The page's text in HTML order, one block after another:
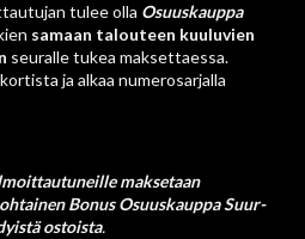
tulee olla Osuuskauppa
samaan talouteen kuuluvien
seuralle tukea maksettaessa.
ja alkaa numerosarjalla
maksetaan
Bonus Osuuskauppa Suur-
ostoista.